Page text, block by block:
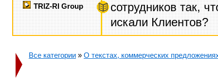
TRIZ-RI Group
сотрудников так,
искали Клиентов?
Все категории » О текстах, коммерческих